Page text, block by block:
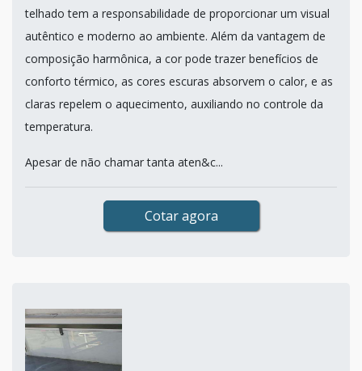
telhado tem a responsabilidade de proporcionar um visual
autêntico e moderno ao ambiente. Além da vantagem de
composição harmônica, a cor pode trazer benefícios de
conforto térmico, as cores escuras absorvem o calor, e as
claras repelem o aquecimento, auxiliando no controle da
temperatura.
Apesar de não chamar tanta aten&c...
Cotar agora